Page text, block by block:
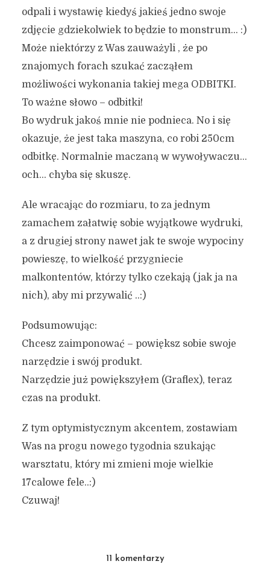
odpali i wystawię kiedyś jakieś jedno swoje
zdjęcie gdziekolwiek to będzie to monstrum… :)
Może niektórzy z Was zauważyli , że po
znajomych forach szukać zacząłem
możliwości wykonania takiej mega ODBITKI.
To ważne słowo – odbitki!
Bo wydruk jakoś mnie nie podnieca. No i się
okazuje, że jest taka maszyna, co robi 250cm
odbitkę. Normalnie maczaną w wywoływaczu…
och… chyba się skuszę.
Ale wracając do rozmiaru, to za jednym
zamachem załatwię sobie wyjątkowe wydruki,
a z drugiej strony nawet jak te swoje wypociny
powieszę, to wielkość przygniecie
malkontentów, którzy tylko czekają (jak ja na
nich), aby mi przywalić ..:)
Podsumowując:
Chcesz zaimponować – powiększ sobie swoje
narzędzie i swój produkt.
Narzędzie już powiększyłem (Graflex), teraz
czas na produkt.
Z tym optymistycznym akcentem, zostawiam
Was na progu nowego tygodnia szukając
warsztatu, który mi zmieni moje wielkie
17calowe fele..:)
Czuwaj!
11 komentarzy